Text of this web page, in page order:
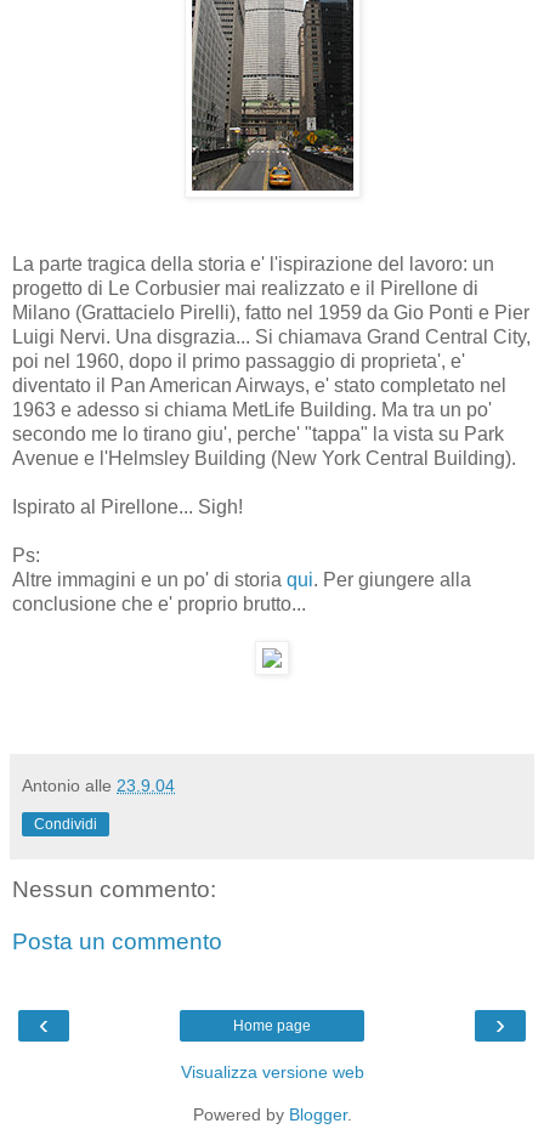
La parte tragica della storia e' l'ispirazione del lavoro: un
progetto di Le Corbusier mai realizzato e il Pirellone di
Milano (Grattacielo Pirelli), fatto nel 1959 da Gio Ponti e Pier
Luigi Nervi. Una disgrazia... Si chiamava Grand Central City,
poi nel 1960, dopo il primo passaggio di proprieta', e'
diventato il Pan American Airways, e' stato completato nel
1963 e adesso si chiama MetLife Building. Ma tra un po'
secondo me lo tirano giu', perche' "tappa" la vista su Park
Avenue e l'Helmsley Building (New York Central Building).
Ispirato al Pirellone... Sigh!
Ps:
Altre immagini e un po' di storia qui. Per giungere alla
conclusione che e' proprio brutto...
Antonio alle 23.9.04
Condividi
Nessun commento:
Posta un commento
‹ ›
Home page
Visualizza versione web
Powered by Blogger.